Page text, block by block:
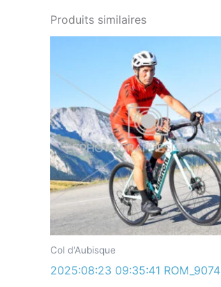
Produits similaires
Col d'Aubisque
2025:08:23 09:35:41 ROM_9074